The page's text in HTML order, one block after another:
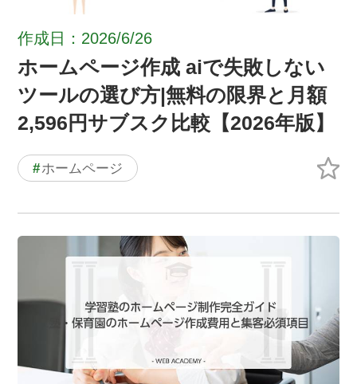
作成日：2026/6/26
ホームページ作成 aiで失敗しない
ツールの選び方|無料の限界と月額
2,596円サブスク比較【2026年版】
#ホームページ